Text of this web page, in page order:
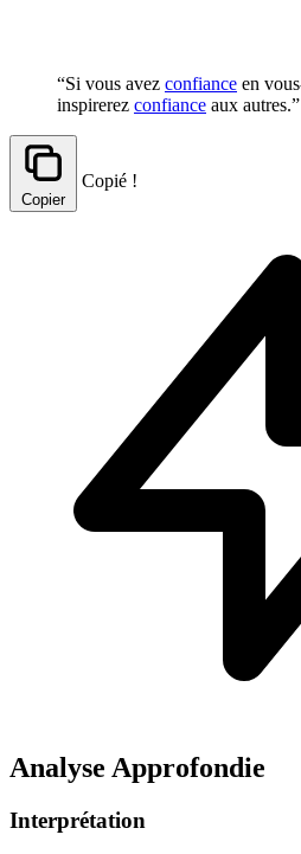
“Si vous avez confiance en
inspirerez confiance aux autres.”
Copier
Copié !
Analyse Approfondie
Interprétation